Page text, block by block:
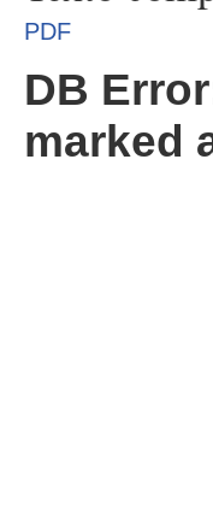
PDF
DB
marked